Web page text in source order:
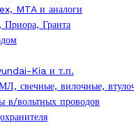
MTA и аналоги
Гранта
Kia и т.п.
свечные, вилочные,
в/вольтных проводов